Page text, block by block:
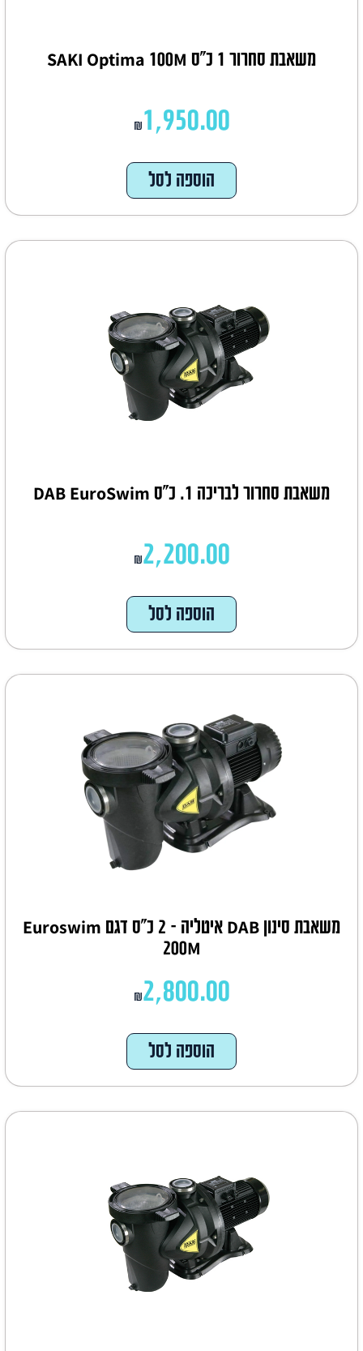
משאבת סחרור 1 כ"ס SAKI Optima 100M
₪ 1,950.00
הוספה לסל
משאבת סחרור לבריכה 1. כ"ס DAB EuroSwim
₪2,200.00
הוספה לסל
משאבת סינון DAB איטליה – 2 כ"ס דגם Euroswim
200M
₪2,800.00
הוספה לסל